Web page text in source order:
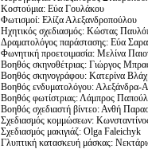
Κοστούμια: Εύα Γουλάκου
Φωτισμοί: Ελίζα Αλεξανδροπούλου
Ηχητικός σχεδιασμός: Κώστας
Δραματολόγος παράστασης: Εύα
Φωνητική προετοιμασία: Μελίνα
Βοηθός σκηνοθέτριας: Γιώργος
Βοηθός σκηνογράφου: Κατερίνα
Βοηθός ενδυματολόγου: Αλεξάνδρα-
Βοηθός φωτίστριας: Λάμπρος
Βοηθός σχεδιαστή βίντεο: Ανθή
Σχεδιασμός κομμώσεων:
Σχεδιασμός μακιγιάζ: Olga Faleichyk
Γλυπτική κατασκευή μάσκας: